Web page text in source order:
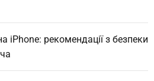
iPhone: рекомендації з безпеки